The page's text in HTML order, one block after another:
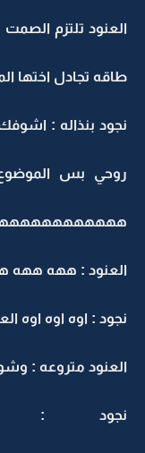
العنود تلتزم
طاقه تجادل اختها
نجود بنذاله : اشوفك
روحي بس
العنود : ههه ههه
نجود : اوه اوه اوه
العنود متروعه :
نجود :